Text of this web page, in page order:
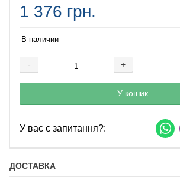
1 376 грн.
В наличии
- +
Добавляется...
У кошик
Добавлен
У вас є запитання?:
ДОСТАВКА